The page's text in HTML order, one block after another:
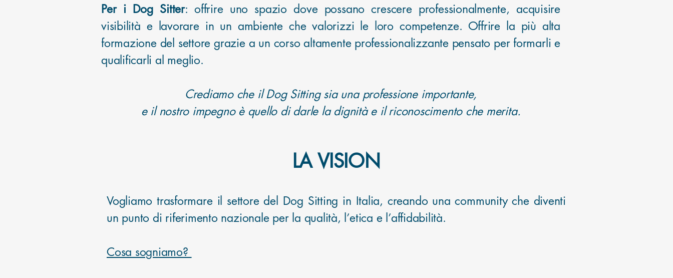
Per i Dog Sitter: offrire uno spazio dove possano crescere professionalmente, acquisire
visibilità e lavorare in un ambiente che valorizzi le loro competenze. Offrire la più alta
formazione del settore grazie a un corso altamente professionalizzante pensato per formarli e
qualificarli al meglio.
Crediamo che il Dog Sitting sia una professione importante,
e il nostro impegno è quello di darle la dignità e il riconoscimento che merita.
LA VISION
Vogliamo trasformare il settore del Dog Sitting in Italia, creando una community che diventi
un punto di riferimento nazionale per la qualità, l’etica e l’affidabilità.
Cosa sogniamo?